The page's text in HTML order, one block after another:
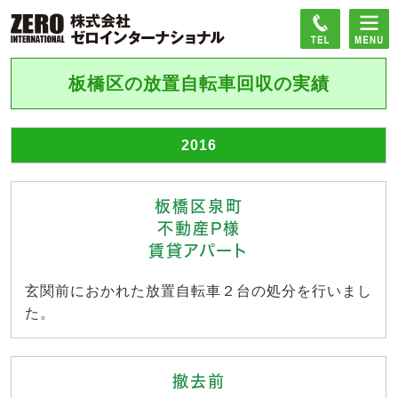
板橋区の放置自転車回収の実績
2016
板橋区泉町
不動産P様
賃貸アパート
玄関前におかれた放置自転車２台の処分を行いまし
た。
撤去前